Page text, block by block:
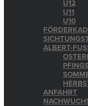
U12
U11
U10
ALBERT-
ANFAHRT